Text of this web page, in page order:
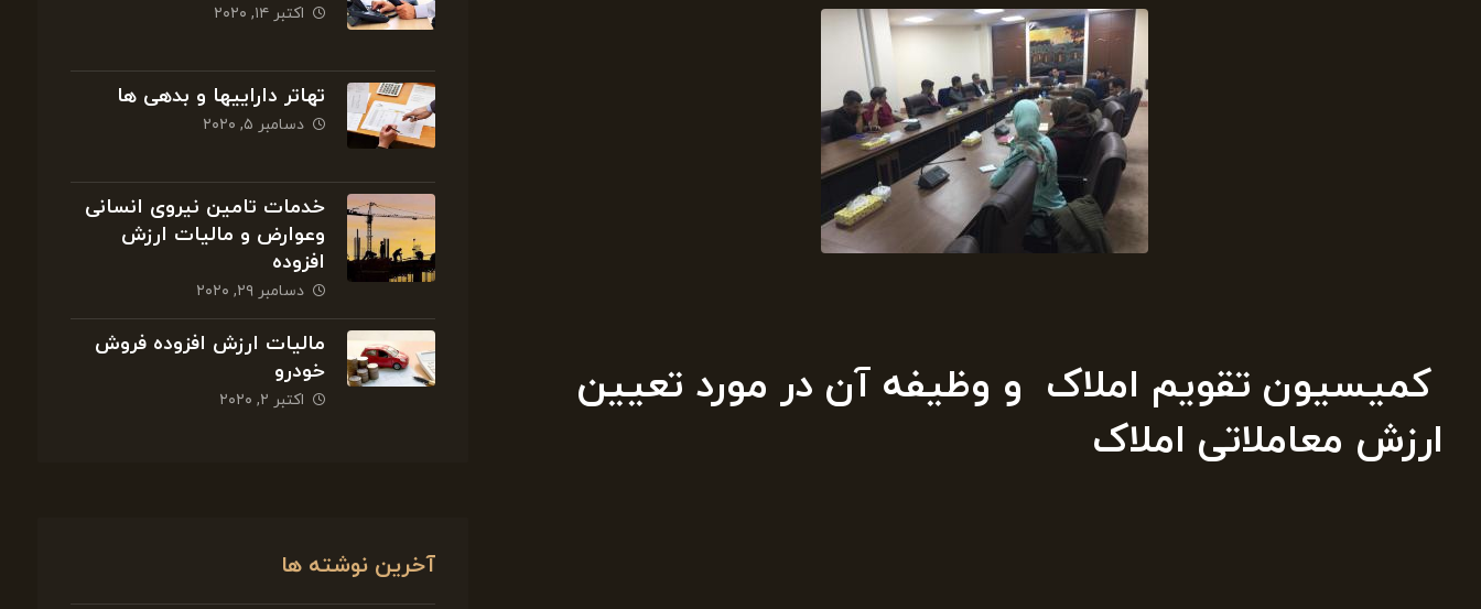
کمیسیون تقویم املاک و وظیفه آن در مورد تعیین
ارزش معاملاتی املاک
اکتبر ۱۴, ۲۰۲۰
تهاتر داراییها و بدهی ها
دسامبر ۵, ۲۰۲۰
خدمات تامین نیروی انسانی
وعوارض و مالیات ارزش
افزوده
دسامبر ۲۹, ۲۰۲۰
مالیات ارزش افزوده فروش
خودرو
اکتبر ۲, ۲۰۲۰
آخرین نوشته ها